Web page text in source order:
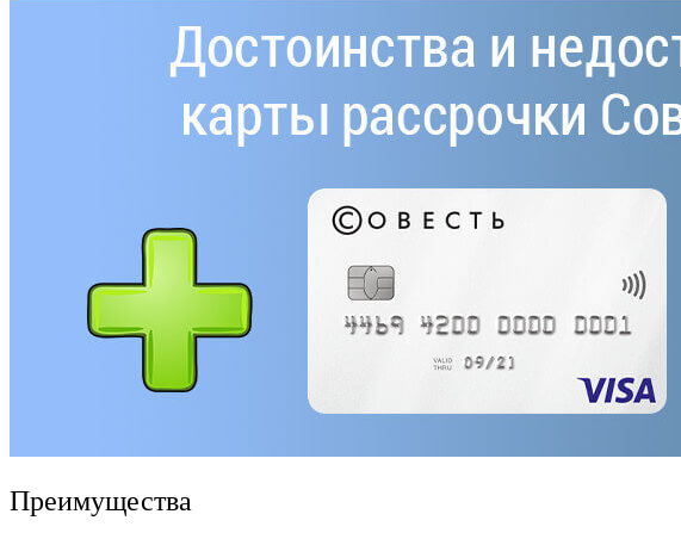
Преимущества